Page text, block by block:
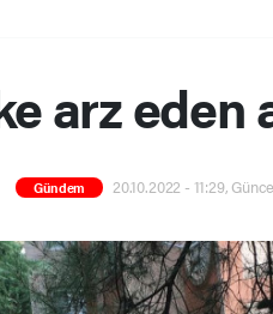
arz
Gündem 20.10.2022 - 11:29,